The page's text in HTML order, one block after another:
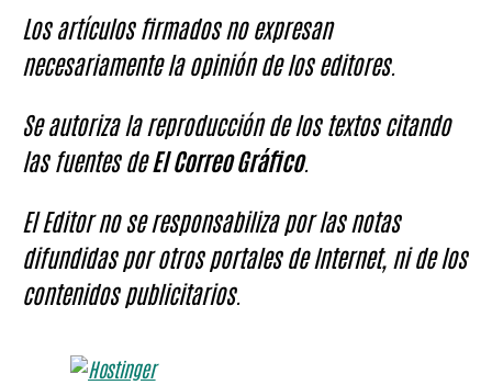
Los artículos firmados no expresan
necesariamente la opinión de los editores.
Se autoriza la reproducción de los textos citando
las fuentes deEl Correo Gráfico.
El Editor no se responsabiliza por las notas
difundidas por otros portales de Internet, ni de los
contenidos publicitarios.